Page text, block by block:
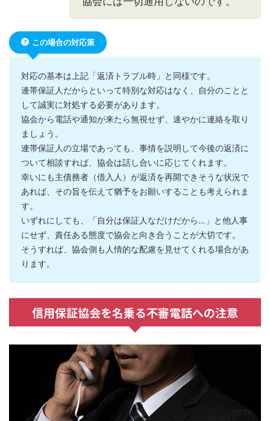
この場合の対応策
対応の基本は上記「返済トラブル時」と同様です。
連帯保証人だからといって特別な対応はなく、自分のことと
して誠実に対処する必要があります。
協会から電話や通知が来たら無視せず、速やかに連絡を取り
ましょう。
連帯保証人の立場であっても、事情を説明して今後の返済に
ついて相談すれば、協会は話し合いに応じてくれます。
幸いにも主債務者（借入人）が返済を再開できそうな状況で
あれば、その旨を伝えて猶予をお願いすることも考えられま
す。
いずれにしても、「自分は保証人なだけだから…」と他人事
にせず、責任ある態度で協会と向き合うことが大切です。
そうすれば、協会側も人情的な配慮を見せてくれる場合があ
ります。
信用保証協会を名乗る不審電話への注意